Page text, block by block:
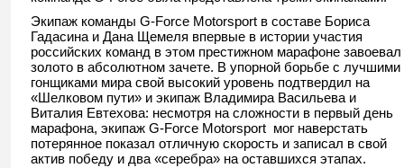
Экипаж команды G-Force Motorsport в составе Бориса
Гадасина и Дана Щемеля впервые в истории участия
российских команд в этом престижном марафоне завоевал
золото в абсолютном зачете. В упорной борьбе с лучшими
гонщиками мира свой высокий уровень подтвердил на
«Шелковом пути» и экипаж Владимира Васильева и
Виталия Евтехова: несмотря на сложности в первый день
марафона, экипаж G-Force Motorsport мог наверстать
потерянное показал отличную скорость и записал в свой
актив победу и два «серебра» на оставшихся этапах.